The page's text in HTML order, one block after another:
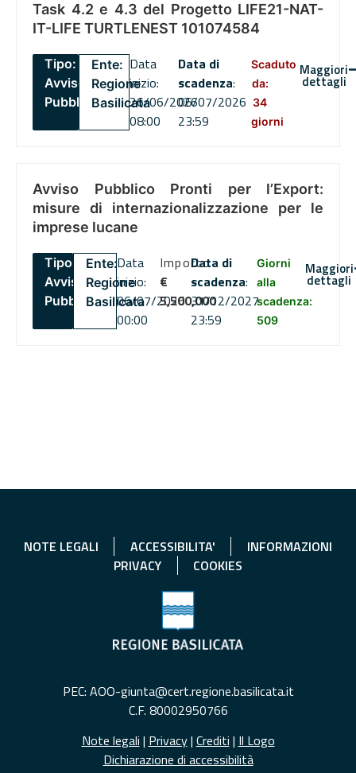
Task 4.2 e 4.3 del Progetto LIFE21-NAT-
IT-LIFE TURTLENEST 101074584
Tipo:
Avviso
Pubblico
Ente:
Regione
Basilicata
Data
inizio:
26/06/2026
08:00
Data di
scadenza:
06/07/2026
23:59
Scaduto
da:
34
giorni
Maggiori
dettagli
Avviso Pubblico Pronti per l’Export:
misure di internazionalizzazione per le
imprese lucane
Tipo:
Avviso
Pubblico
Ente:
Regione
Basilicata
Data
inizio:
06/07/2026
00:00
Importo
€
5,500,000
Data di
scadenza:
31/12/2027
23:59
Giorni
alla
scadenza:
509
Maggiori
dettagli
NOTE LEGALI ACCESSIBILITA'
INFORMAZIONI
PRIVACY
COOKIES
PEC: AOO-giunta@cert.regione.basilicata.it
C.F. 80002950766
Note legali | Privacy| Crediti | Il Logo
Dichiarazione di accessibilità